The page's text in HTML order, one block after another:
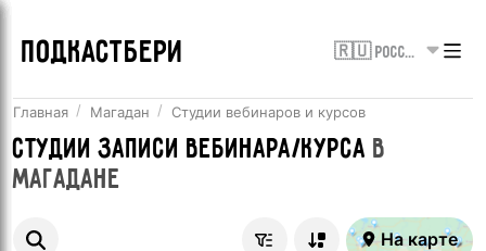
ПОДКАСТБЕРИ 🇷🇺 Россия
Главная Магадан Студии вебинаров и курсов
Студии записи вебинара/курса в
Магадане
На карте